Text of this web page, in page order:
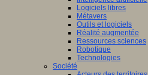
Logiciels libres
Métavers
Outils et logiciels
Réalité augmentée
Ressources sciences
Robotique
Technologies
Société